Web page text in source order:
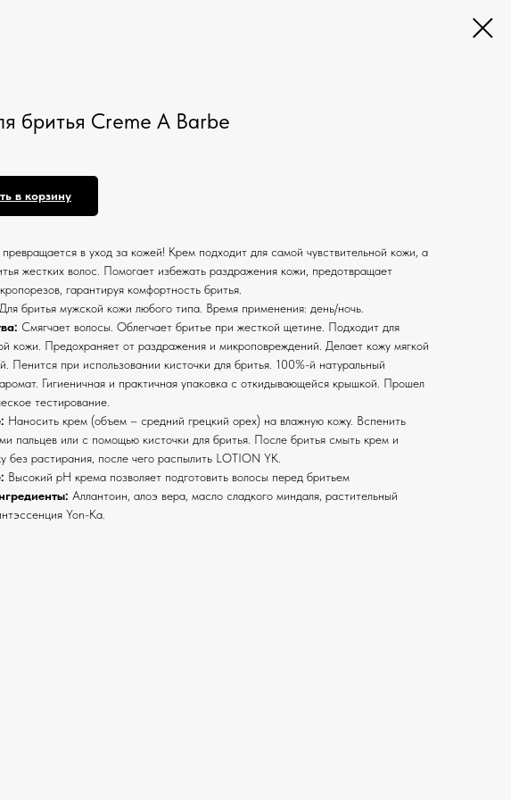
бритья Creme A Barbe
в корзину
в уход за кожей! Крем подходит для самой чувствительной кожи, а
жестких волос. Помогает избежать раздражения кожи, предотвращает
гарантируя комфортность бритья.
Для бритья мужской кожи любого типа. Время применения: день/ночь.
Смягчает волосы. Облегчает бритье при жесткой щетине. Подходит для
кожи. Предохраняет от раздражения и микроповреждений. Делает кожу мягкой
Пенится при использовании кисточки для бритья. 100%-й натуральный
Гигиеничная и практичная упаковка с откидывающейся крышкой. Прошел
тестирование.
Наносить крем (объем – средний грецкий орех) на влажную кожу. Вспенить
пальцев или с помощью кисточки для бритья. После бритья смыть крем и
без растирания, после чего распылить LOTION YK.
Высокий рН крема позволяет подготовить волосы перед бритьем
Аллантоин, алоэ вера, масло сладкого миндаля, растительный
Yon-Ka.